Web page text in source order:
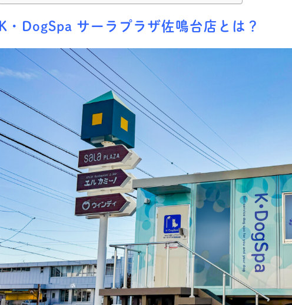
K・DogSpa サーラプラザ佐鳴台店とは？